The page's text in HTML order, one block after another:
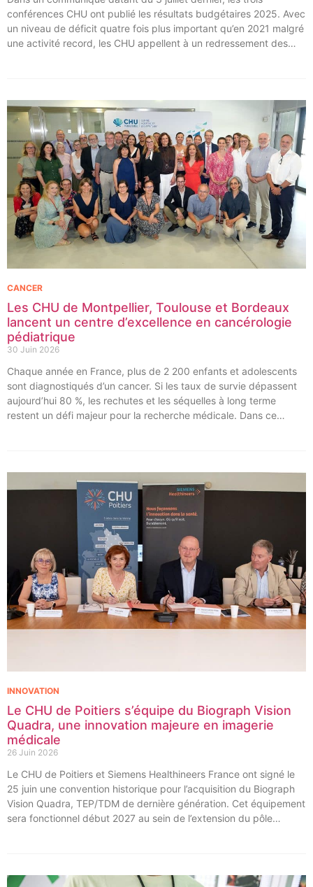
conférences CHU ont publié les résultats budgétaires 2025. Avec
un niveau de déficit quatre fois plus important qu’en 2021 malgré
une activité record, les CHU appellent à un redressement des
Les CHU de Montpellier, Toulouse et Bordeaux
lancent un centre d’excellence en cancérologie
pédiatrique
30 Juin 2026
CANCER
Chaque année en France, plus de 2 200 enfants et adolescents
sont diagnostiqués d’un cancer. Si les taux de survie dépassent
aujourd’hui 80 %, les rechutes et les séquelles à long terme
restent un défi majeur pour la recherche médicale. Dans ce
cancers pédiatriques.
Le CHU de Poitiers s’équipe du Biograph Vision
Quadra, une innovation majeure en imagerie
médicale
26 Juin 2026
INNOVATION
Le CHU de Poitiers et Siemens Healthineers France ont signé le
25 juin une convention historique pour l’acquisition du Biograph
Vision Quadra, TEP/TDM de dernière génération. Cet équipement
sera fonctionnel début 2027 au sein de l’extension du pôle
l’acquisition et l’installation de l’équipement au cœur même du